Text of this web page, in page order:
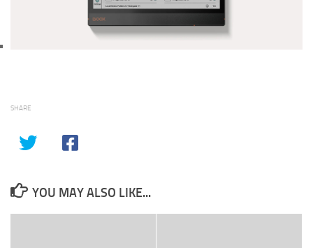
SHARE
YOU MAY ALSO LIKE...